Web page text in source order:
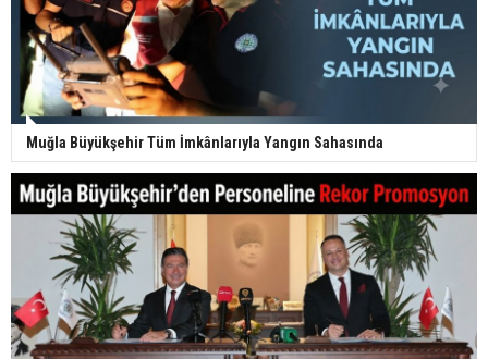
Muğla Büyükşehir Tüm İmkânlarıyla Yangın Sahasında